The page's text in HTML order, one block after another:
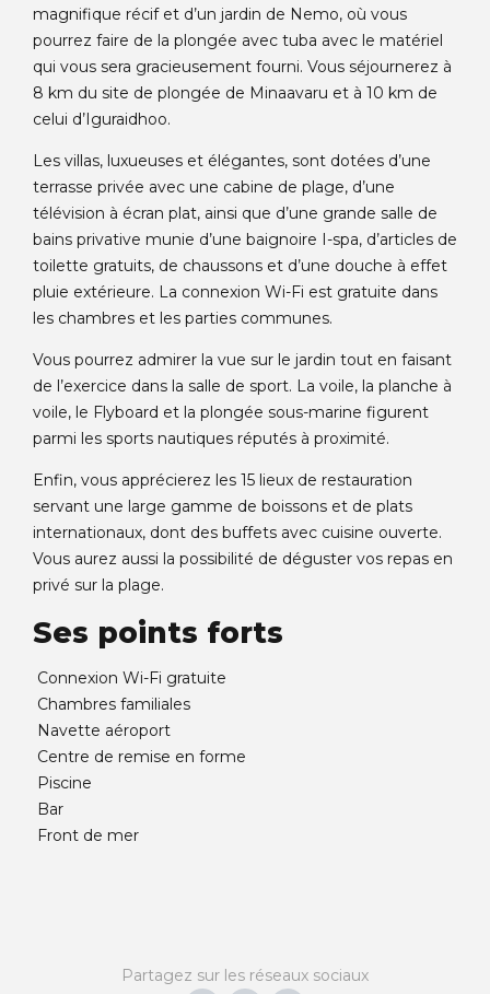
magnifique récif et d’un jardin de Nemo, où vous
pourrez faire de la plongée avec tuba avec le matériel
qui vous sera gracieusement fourni. Vous séjournerez à
8 km du site de plongée de Minaavaru et à 10 km de
celui d’Iguraidhoo.
Les villas, luxueuses et élégantes, sont dotées d’une
terrasse privée avec une cabine de plage, d’une
télévision à écran plat, ainsi que d’une grande salle de
bains privative munie d’une baignoire I-spa, d’articles de
toilette gratuits, de chaussons et d’une douche à effet
pluie extérieure. La connexion Wi-Fi est gratuite dans
les chambres et les parties communes.
Vous pourrez admirer la vue sur le jardin tout en faisant
de l’exercice dans la salle de sport. La voile, la planche à
voile, le Flyboard et la plongée sous-marine figurent
parmi les sports nautiques réputés à proximité.
Enfin, vous apprécierez les 15 lieux de restauration
servant une large gamme de boissons et de plats
internationaux, dont des buffets avec cuisine ouverte.
Vous aurez aussi la possibilité de déguster vos repas en
privé sur la plage.
Ses points forts
Connexion Wi-Fi gratuite
Chambres familiales
Navette aéroport
Centre de remise en forme
Piscine
Bar
Front de mer
Partagez sur les réseaux sociaux